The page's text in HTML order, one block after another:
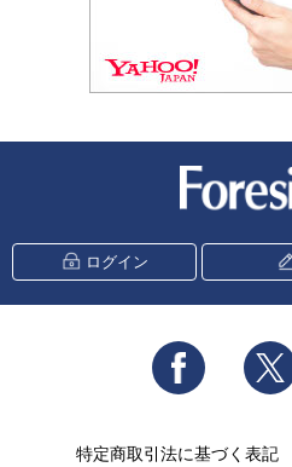
ログイン
Facebook
特定商取引法に基づく表記